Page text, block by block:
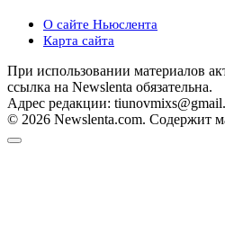
О сайте Ньюслента
Карта сайта
При использовании материалов
ссылка на Newslenta обязательна.
Адрес редакции:
© 2026 Newslenta.com. Содержит